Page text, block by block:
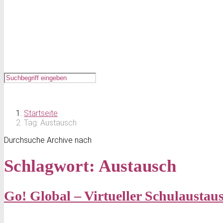
Startseite
Tag: Austausch
Durchsuche Archive nach
Schlagwort: Austausch
Go! Global – Virtueller